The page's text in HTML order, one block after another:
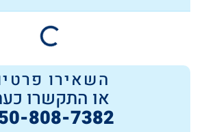
השאירו פרטים
או התקשרו כעת
050-808-7382